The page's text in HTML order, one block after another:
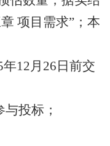
项目需求”；本
12月26日前交
投标；